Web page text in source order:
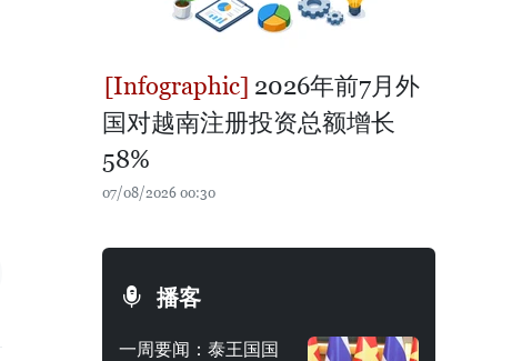
2026年前7月外
国对越南注册投资总额增长
58%
07/08/2026 00:30
播客
一周要闻：泰王国国